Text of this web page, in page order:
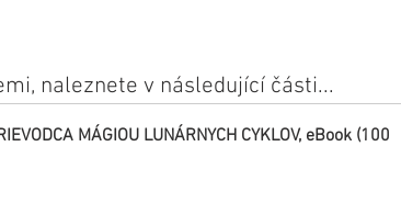
naleznete v následující části...
MÁGIOU LUNÁRNYCH CYKLOV, eBook (100